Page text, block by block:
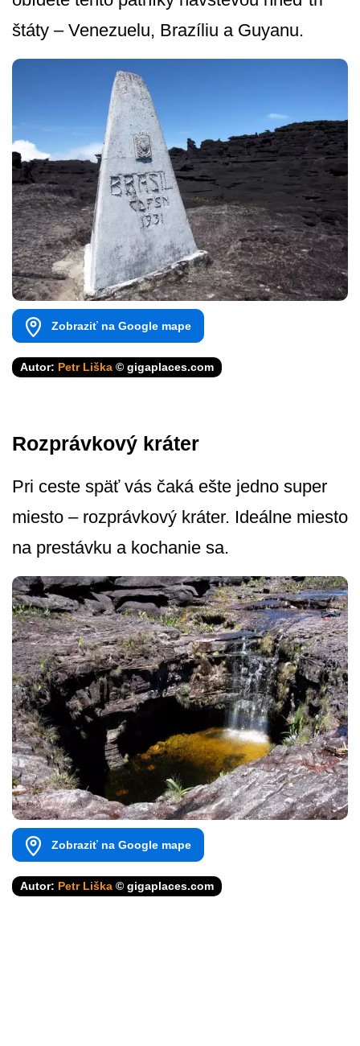
štáty – Venezuelu, Brazíliu a Guyanu.
Zobraziť na Google mape
Autor: Petr Liška © gigaplaces.com
Rozprávkový kráter
Pri ceste späť vás čaká ešte jedno super
miesto – rozprávkový kráter. Ideálne miesto
na prestávku a kochanie sa.
Zobraziť na Google mape
Autor: Petr Liška © gigaplaces.com